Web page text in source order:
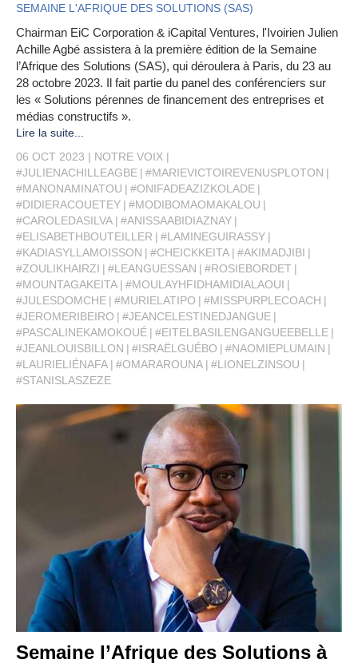
SEMAINE L'AFRIQUE DES SOLUTIONS (SAS)
Chairman EiC Corporation & iCapital Ventures, l'Ivoirien Julien
Achille Agbé assistera à la première édition de la Semaine
l’Afrique des Solutions (SAS), qui déroulera à Paris, du 23 au
28 octobre 2023. Il fait partie du panel des conférenciers sur
les « Solutions pérennes de financement des entreprises et
médias constructifs ».
Lire la suite...
06 OCT 2023
NOTRE VOIX
#JULIENACHILLEAGBE
#MARIEVICTOIREVENUSPLOTON
#MANONAMINATOU
#ONIFADEAZIZKOLADE
#DIDIERACOUETEY
#MODIBOMAOMAKALOU
#CAROLEDASILVA
#ANISSAABIDIAZNAY
#ELISABETHBOUTEILLER
#LAMINEGUIRASSY
#KADIASYLLAMOISSON
#CHEICKKEITA
#AKIMADJIBI
#ZOULIKHAIRZI
#LEANGUESSAN
#ROSIEBORDET
#MOUNTAGAKEITA
#MOULAYHFIDHAMIDIALAOUI
#JULESDOMCHE
#MURIELATIPO
#MISSPURPLECOACH
#JEROMERIBEIRO
#JEANCELESTINEDJANGUE
#PASCALINEKAMOKOUÉ
#EITELBASILENGANGUEEBELLE
#JEANLOUISBILLON
#ISRAËLGUÉBO
#NAOMIEPLUMAIN
#LAURIELIÉNAFA
#OMARAROUNA
#LIONELZINSOU
#STANISLASZEZE
Semaine l’Afrique des Solutions à